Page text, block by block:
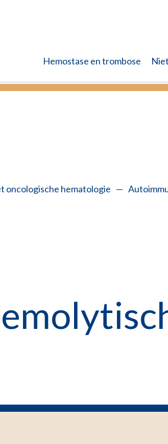
Hemostase en trombose
uw afspraak. Klik voor meer
oncologische hematologie —